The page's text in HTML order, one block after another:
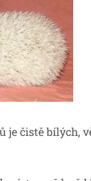
je čistě bílých,